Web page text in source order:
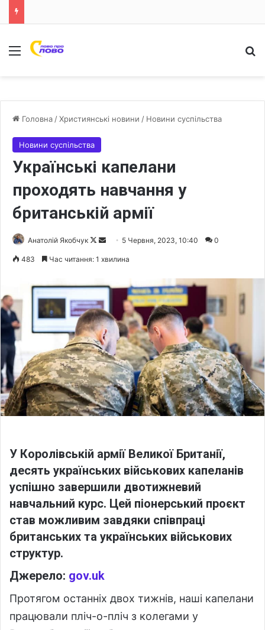
Меню
Головна /Християнські новини / Новини суспільства
Новини суспільства
Українські капелани
проходять навчання у
британській армії
Анатолій Якобчук
F
l
o
w
o
n
X
d
n
e
m
a
i
l
5 Червня, 2023, 10:40 0
483 Час читання: 1 хвилина
У Королівській армії Великої Британії,
десять українських військових капеланів
успішно завершили двотижневий
навчальний курс. Цей піонерський проєкт
став можливим завдяки співпраці
британських та українських військових
структур.
Джерело: gov.uk
Протягом останніх двох тижнів, наші капелани
працювали пліч-о-пліч з колегами у